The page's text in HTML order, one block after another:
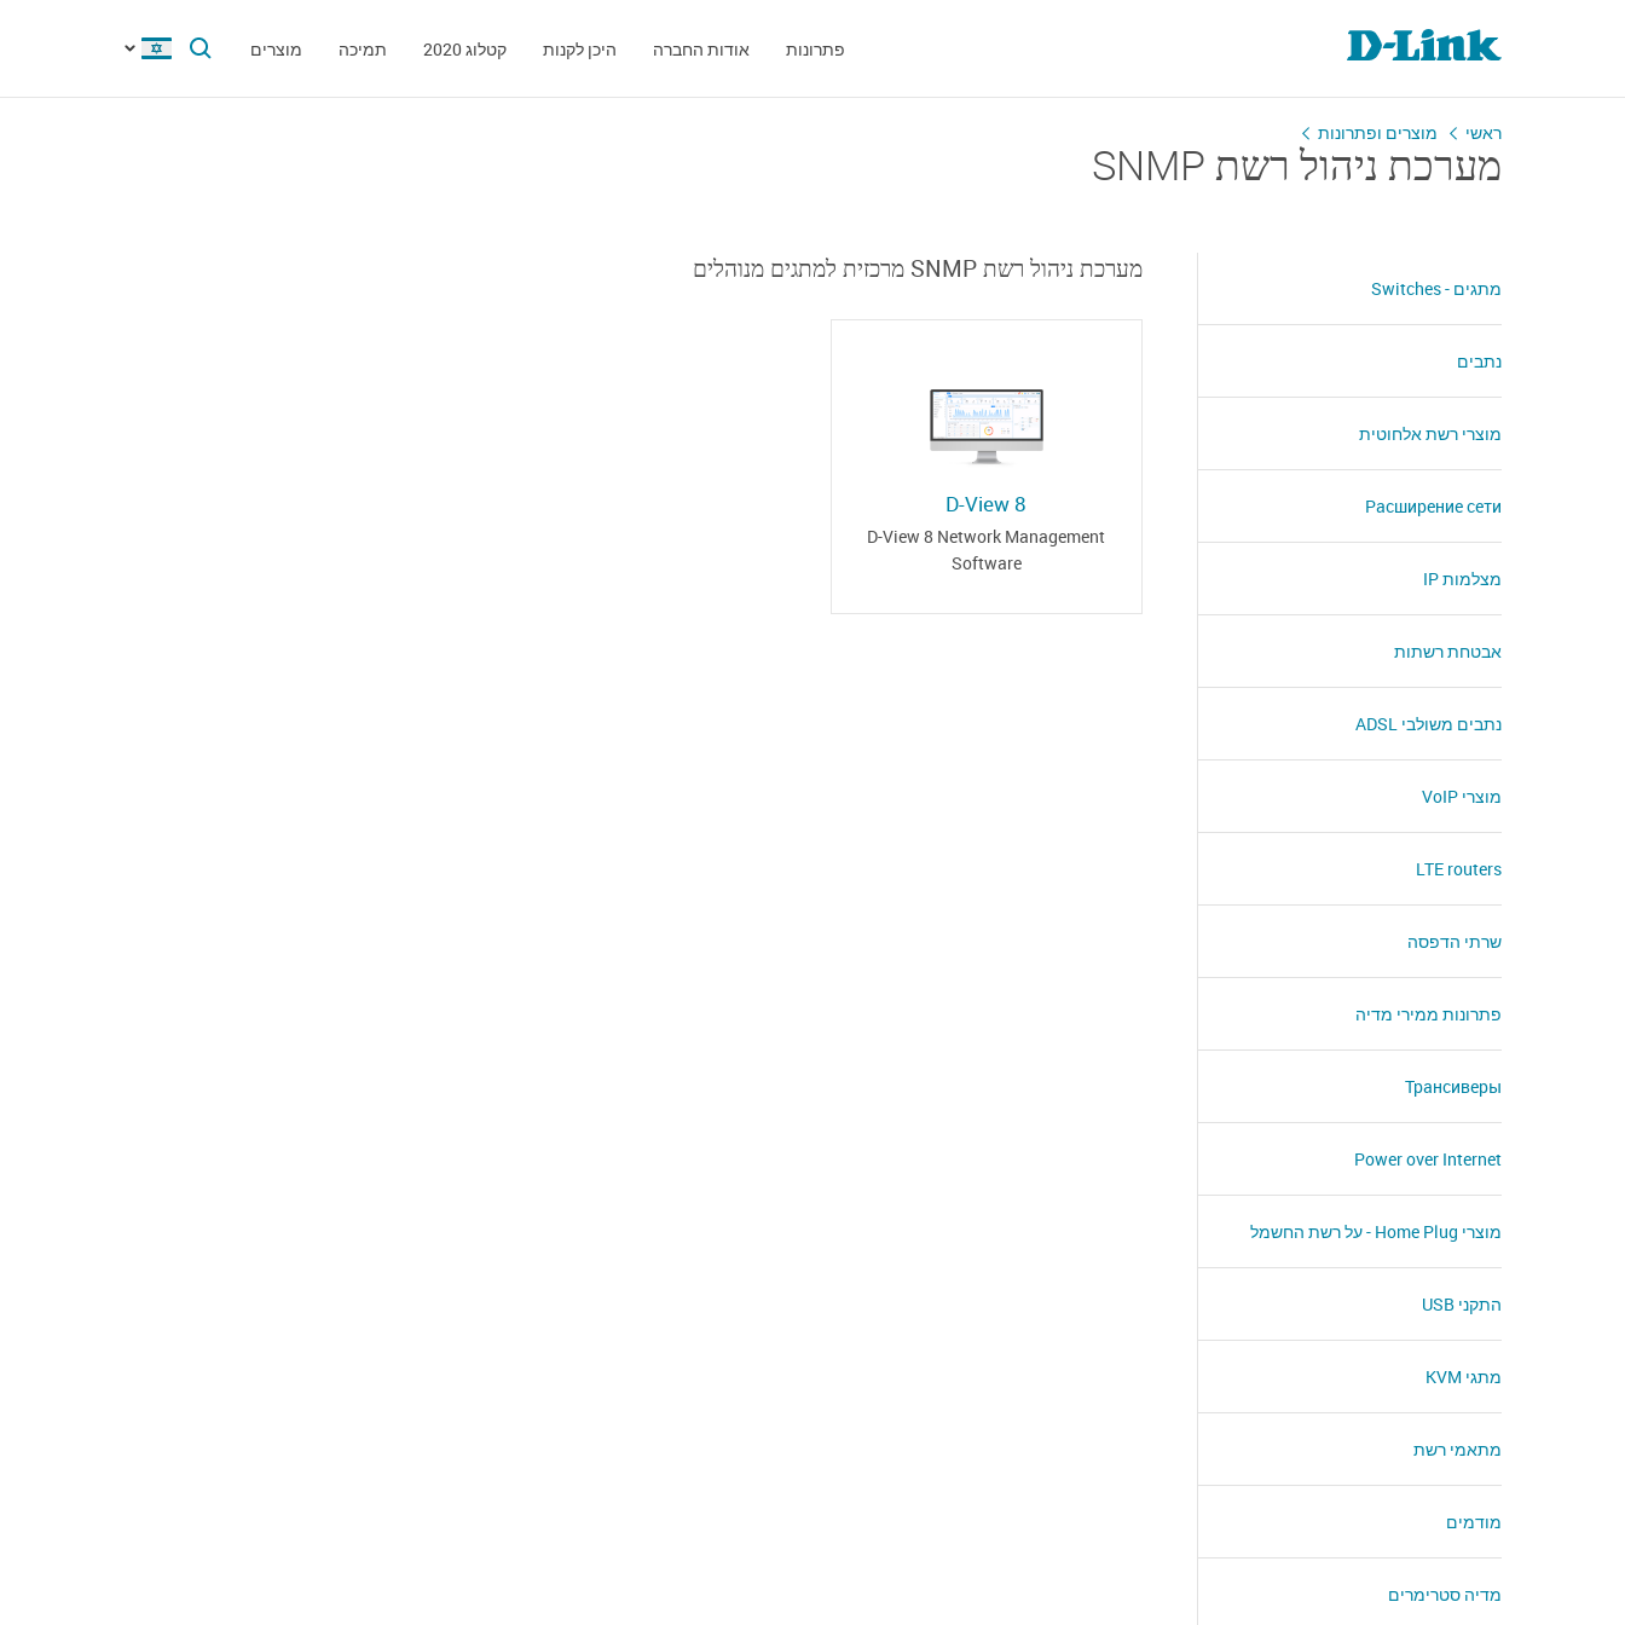
פתרונות אודות החברה היכן לקנות קטלוג 2020 תמיכה מוצרים
ראשי מוצרים ופתרונות
מערכת ניהול רשת SNMP
מתגים - Switches
נתבים
מוצרי רשת אלחוטית
Расширение сети
מצלמות IP
אבטחת רשתות
נתבים משולבי ADSL
מוצרי VoIP
LTE routers
שרתי הדפסה
פתרונות ממירי מדיה
Трансиверы
Power over Internet
מוצרי Home Plug - על רשת החשמל
התקני USB
מתגי KVM
מתאמי רשת
מודמים
מדיה סטרימרים
מערכת ניהול רשת SNMP מרכזית למתגים מנוהלים
D-View 8
D-View 8 Network Management
Software